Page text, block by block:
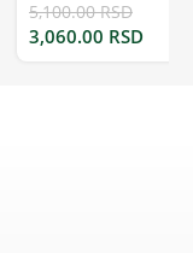
5,100.00RSD
3,060.00 RSD